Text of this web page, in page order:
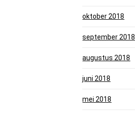
oktober 2018
september 2018
augustus 2018
juni 2018
mei 2018